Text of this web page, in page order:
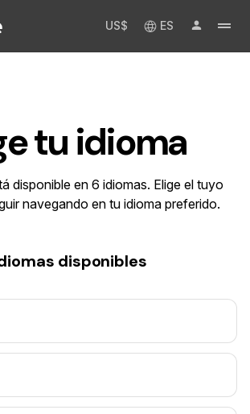
US$ ES
tu idioma
disponible en 6 idiomas. Elige el tuyo
navegando en tu idioma preferido.
disponibles